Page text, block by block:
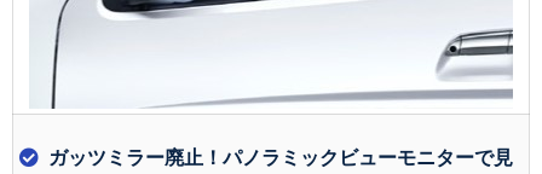
ガッツミラー廃止！パノラミックビューモニターで見